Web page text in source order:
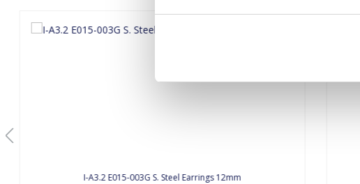
I-A3.2 E015-003G S. Steel Earrings 12mm